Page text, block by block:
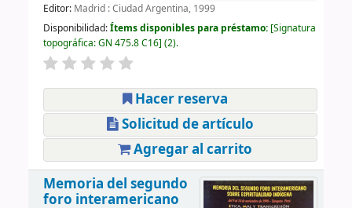
Editor: Madrid : Ciudad Argentina, 1999
Disponibilidad:Ítems disponibles para préstamo: Signatura
topográfica:GN 475.8 C16 (2).
Hacer reserva
Solicitud de artículo
Agregar al carrito
Memoria del segundo
foro interamericano